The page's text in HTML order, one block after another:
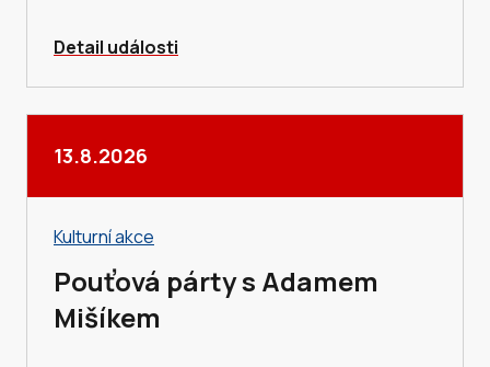
Detail události
13.8.2026
Kulturní akce
Pouťová párty s Adamem
Mišíkem